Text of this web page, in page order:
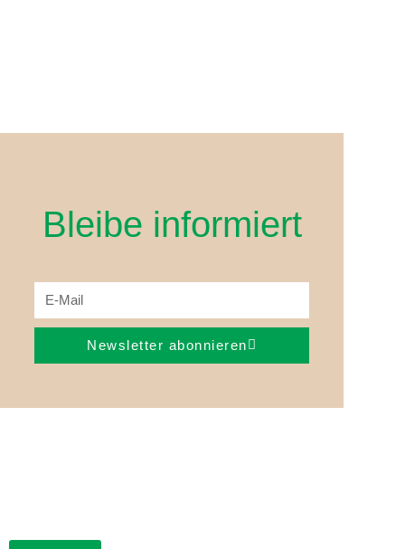
Bleibe informiert
Newsletter abonnieren